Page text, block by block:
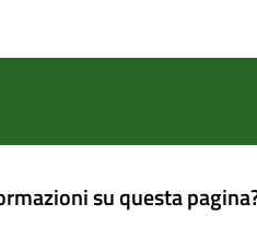
su questa